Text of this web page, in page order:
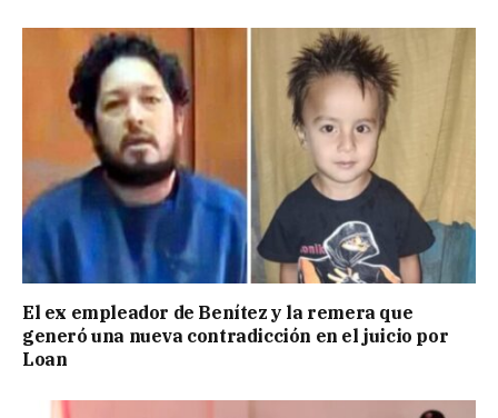
El ex empleador de Benítez y la remera que
generó una nueva contradicción en el juicio por
Loan